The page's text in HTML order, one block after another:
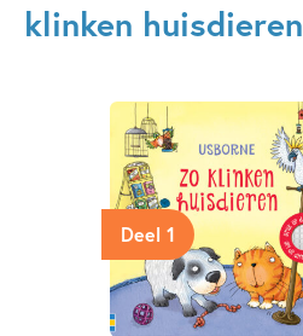
klinken huisdieren
Deel 1